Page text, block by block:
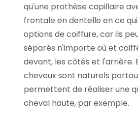
qu'une prothèse capillaire
frontale en dentelle en ce
options de coiffure, car ils
séparés n'importe où et
devant, les côtés et l'arrière.
cheveux sont naturels
permettent de réaliser une
cheval haute, par exemple.